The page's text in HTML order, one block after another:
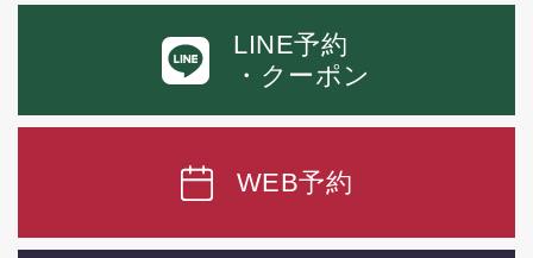
LINE予約
・クーポン
WEB予約